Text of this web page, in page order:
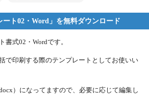
ート02・Word」を無料ダウンロード
書式02・Wordです。
で印刷する際のテンプレートとしてお使いい
）になってますので、必要に応じて編集し